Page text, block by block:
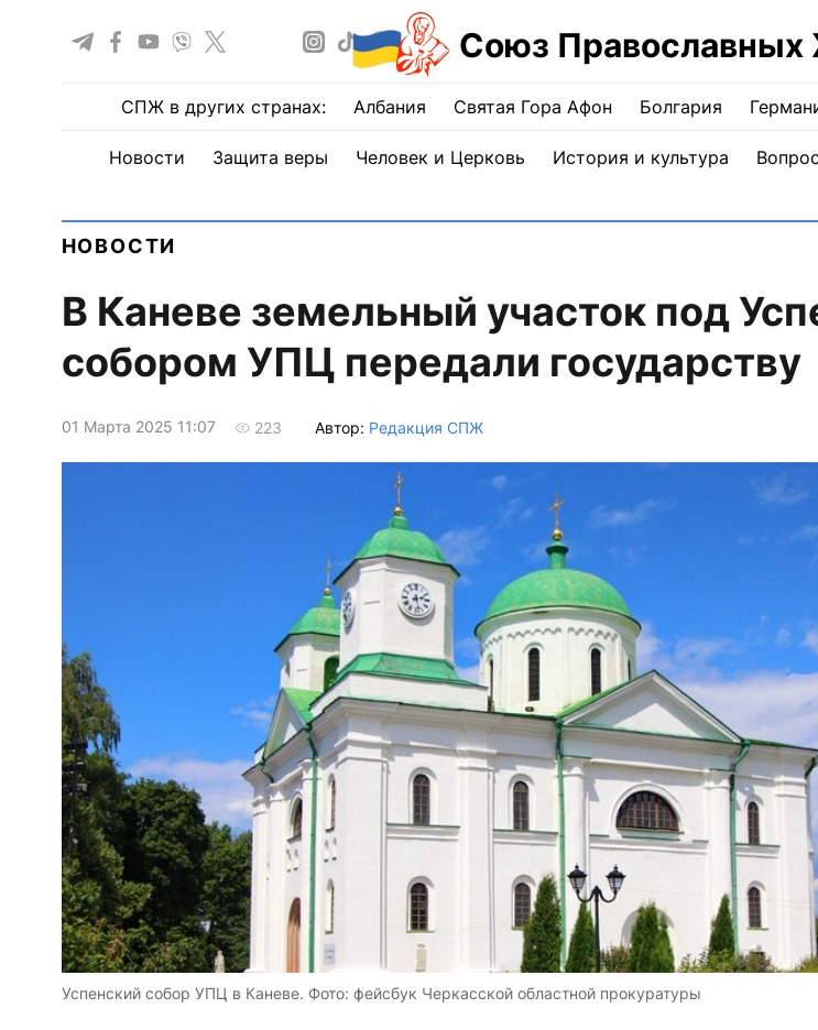
Союз Православных
СПЖ в других странах: Албания Святая Гора Афон Болгария
Новости Защита веры Человек и Церковь История и культура
НОВОСТИ
В Каневе земельный участок под
собором УПЦ передали государству
01 Марта 2025 11:07 223 Автор: Редакция СПЖ
Успенский собор УПЦ в Каневе. Фото: фейсбук Черкасской областной прокуратуры